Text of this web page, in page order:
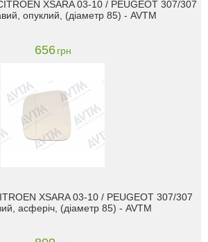
XSARA 03-10 / PEUGEOT 307/307
опуклий, (діаметр 85) - AVTM
656 грн
XSARA 03-10 / PEUGEOT 307/307
асферіч, (діаметр 85) - AVTM